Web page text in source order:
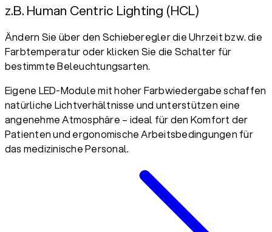
z.B. Human Centric Lighting (HCL)
Ändern Sie über den Schieberegler die Uhrzeit bzw. die
Farbtemperatur oder klicken Sie die Schalter für
bestimmte Beleuchtungsarten.
Eigene LED-Module mit hoher Farbwiedergabe schaffen
natürliche Lichtverhältnisse und unterstützen eine
angenehme Atmosphäre – ideal für den Komfort der
Patienten und ergonomische Arbeitsbedingungen für
das medizinische Personal.